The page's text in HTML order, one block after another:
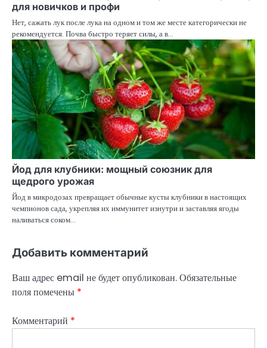
для новичков и профи
Нет, сажать лук после лука на одном и том же месте категорически не
рекомендуется. Почва быстро теряет силы, а в…
Йод для клубники: мощный союзник для
щедрого урожая
Йод в микродозах превращает обычные кусты клубники в настоящих
чемпионов сада, укрепляя их иммунитет изнутри и заставляя ягоды
наливаться соком…
Добавить комментарий
Ваш адрес email не будет опубликован.Обязательные
поля помечены *
Комментарий *